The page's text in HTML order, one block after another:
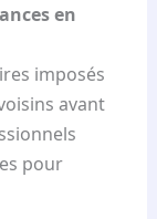
en
imposés
avant
pour